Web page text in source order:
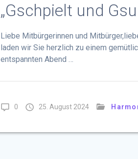
„Gschpielt und
Liebe Mitbürgerinnen und
laden wir Sie herzlich zu einem
entspannten Abend …
0 25. August 2024